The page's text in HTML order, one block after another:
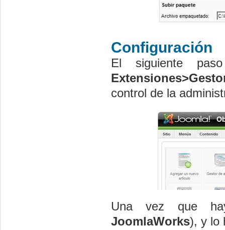
Configuración
El siguiente
control de la
Una vez que
JoomlaWorks), y lo